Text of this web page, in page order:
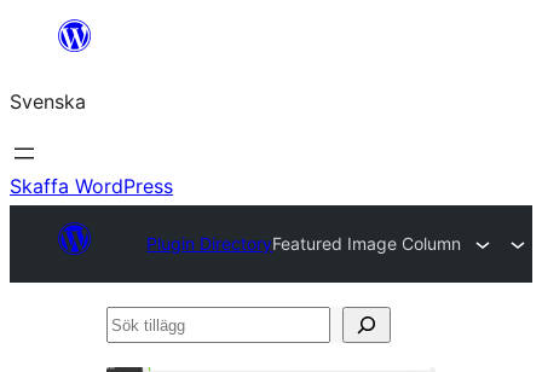
Hoppa
innehåll
Svenska
Skaffa WordPress
Plugin DirectoryFeatured Image Column
Sök